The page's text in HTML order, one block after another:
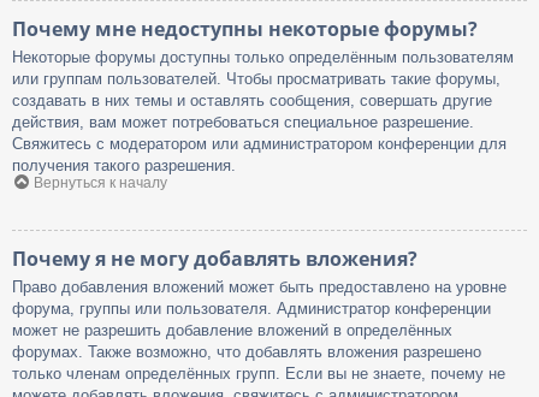
Почему мне недоступны некоторые форумы?
Некоторые форумы доступны только определённым пользователям
или группам пользователей. Чтобы просматривать такие форумы,
создавать в них темы и оставлять сообщения, совершать другие
действия, вам может потребоваться специальное разрешение.
Свяжитесь с модератором или администратором конференции для
получения такого разрешения.
Вернуться к началу
Почему я не могу добавлять вложения?
Право добавления вложений может быть предоставлено на уровне
форума, группы или пользователя. Администратор конференции
может не разрешить добавление вложений в определённых
форумах. Также возможно, что добавлять вложения разрешено
только членам определённых групп. Если вы не знаете, почему не